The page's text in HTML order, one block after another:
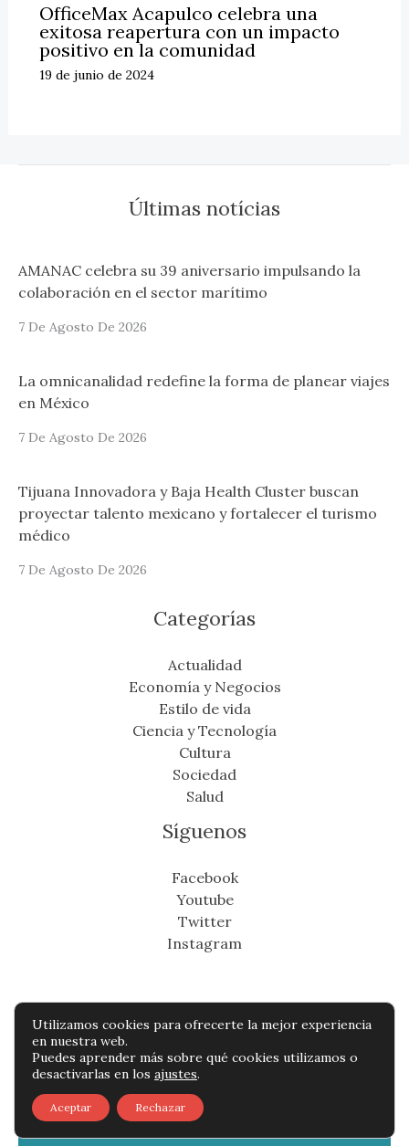
OfficeMax Acapulco celebra una
exitosa reapertura con un impacto
positivo en la comunidad
19 de junio de 2024
Últimas notícias
AMANAC celebra su 39 aniversario impulsando la
colaboración en el sector marítimo
7 De Agosto De 2026
La omnicanalidad redefine la forma de planear viajes
en México
7 De Agosto De 2026
Tijuana Innovadora y Baja Health Cluster buscan
proyectar talento mexicano y fortalecer el turismo
médico
7 De Agosto De 2026
Categorías
Actualidad
Economía y Negocios
Estilo de vida
Ciencia y Tecnología
Cultura
Sociedad
Salud
Síguenos
Facebook
Youtube
Twitter
Instagram
Copyright © Todos os direitos reservados -
eldistritonoticias.com
Política de privacidad
Contacto
Utilizamos cookies para ofrecerte la mejor experiencia
en nuestra web.
Puedes aprender más sobre qué cookies utilizamos o
desactivarlas en los ajustes.
Aceptar Rechazar